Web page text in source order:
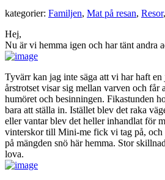
kategorier: Familjen, Mat på resan, Resor,
Hej,
Nu är vi hemma igen och har tänt andra
Tyvärr kan jag inte säga att vi har haft
årstrotset visar sig mellan varven och får
humöret och besinningen. Fikastunden
bara att ställa in. Istället blev det raka
eller vantar blev det heller inhandlat för
vinterskor till Mini-me fick vi tag på, och
på mängden snö här hemma. Stor
lova.